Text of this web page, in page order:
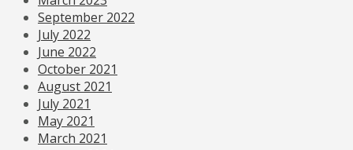
September 2022
July 2022
June 2022
October 2021
August 2021
July 2021
May 2021
March 2021